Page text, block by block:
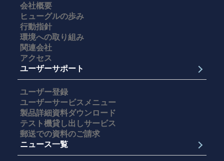
会社概要
ヒューグルの歩み
行動指針
環境への取り組み
関連会社
アクセス
ユーザーサポート
ユーザー登録
ユーザーサービスメニュー
製品詳細資料ダウンロード
テスト機貸し出しサービス
郵送での資料のご請求
ニュース一覧